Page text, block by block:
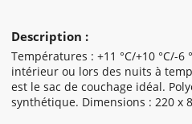
Description :
Températures : +11 °C/+10 °C/-
intérieur ou lors des nuits à
est le sac de couchage idéal.
synthétique. Dimensions : 220 x